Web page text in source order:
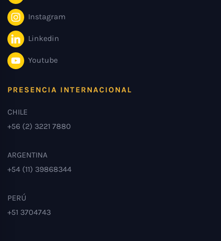
Instagram
Linkedin
Youtube
PRESENCIA INTERNACIONAL
CHILE
+56 (2) 3221 7880
ARGENTINA
+54 (11) 39868344
PERÚ
+51 3704743